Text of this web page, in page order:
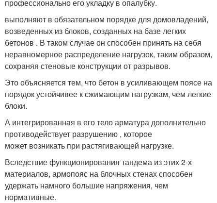
профессионально его укладку в опалубку.
выполняют в обязательном порядке для домовладений,
возведенных из блоков, созданных на базе легких
бетонов . В таком случае он способен принять на себя
неравномерное распределение нагрузок, таким образом,
сохраняя стеновые конструкции от разрывов.
Это объясняется тем, что бетон в усиливающем поясе на
порядок устойчивее к сжимающим нагрузкам, чем легкие
блоки.
А интегрированная в его тело арматура дополнительно
противодействует разрушению , которое
может возникать при растягивающей нагрузке.
Вследствие функционирования тандема из этих 2-х
материалов, армопояс на блочных стенах способен
удержать намного большие напряжения, чем
нормативные.